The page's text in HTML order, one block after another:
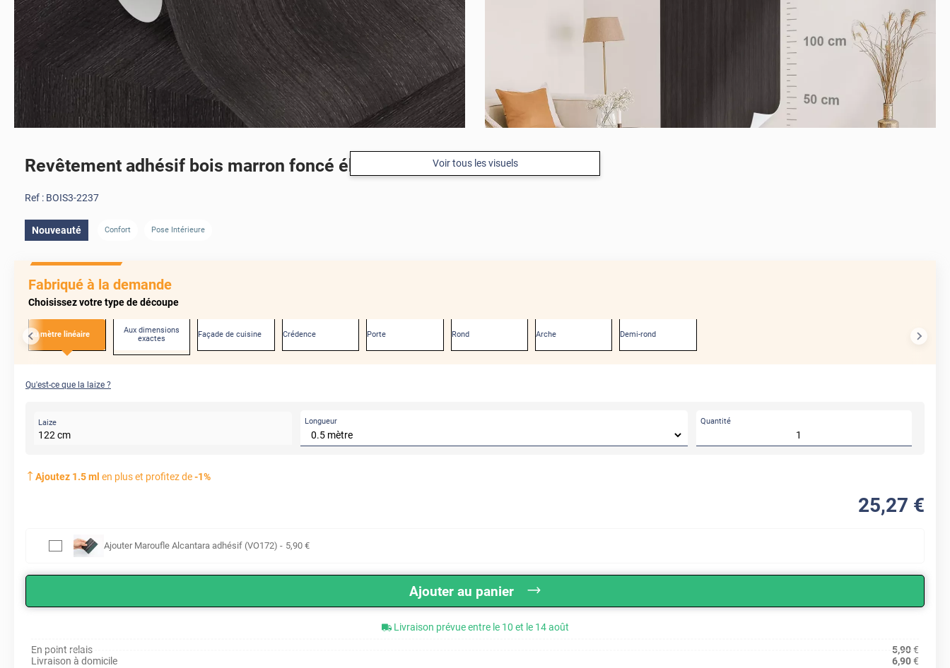
Voir tous les visuels
Revêtement adhésif bois marron foncé ébène
Ref : BOIS3-2237
Nouveauté Confort Pose Intérieure
Fabriqué à la demande
Choisissez votre type de découpe
Au mètre linéaire
Aux dimensions
exactes
Façade de cuisine Crédence Porte Rond Arche Demi-rond
Qu'est-ce que la laize ?
Laize
122 cm
Longueur Quantité
Ajoutez 1.5ml en plus et profitez de-1%
25,27 €
Ajouter Maroufle Alcantara adhésif (VO172) - 5,90 €
Ajouter au panier
Livraison prévue entre le 10 et le 14 août
En point relais
5,90€
Livraison à domicile
6,90€